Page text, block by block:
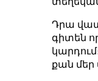
Դրա վատ
գիտեն
քան մեր